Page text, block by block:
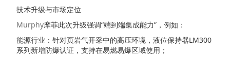
技术升级与市场定位
Murphy摩菲此次升级强调“端到端集成能力”，例如：
能源行业：针对页岩气开采中的高压环境，液位保持器LM300
系列新增防爆认证，支持在易燃易爆区域使用；